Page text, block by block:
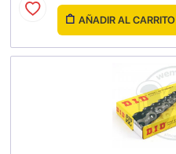
AÑADIR AL CARRITO